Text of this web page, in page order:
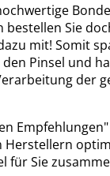
bestellen Sie
mit! Somit
Pinsel und
der
Herstellern
für Sie